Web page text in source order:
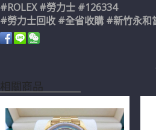
#ROLEX #勞力士 #126334
#勞力士回收 #全省收購 #新竹永和
相關商品